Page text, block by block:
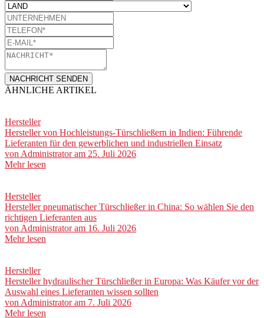
NACHRICHT SENDEN
ÄHNLICHE ARTIKEL
Hersteller
Hersteller von Hochleistungs-Türschließern in Indien: Führende
Lieferanten für den gewerblichen und industriellen Einsatz
von Administratoram 25. Juli 2026
Mehr lesen
Hersteller
Hersteller pneumatischer Türschließer in China: So wählen Sie den
richtigen Lieferanten aus
von Administratoram 16. Juli 2026
Mehr lesen
Hersteller
Hersteller hydraulischer Türschließer in Europa: Was Käufer vor der
Auswahl eines Lieferanten wissen sollten
von Administratoram 7. Juli 2026
Mehr lesen